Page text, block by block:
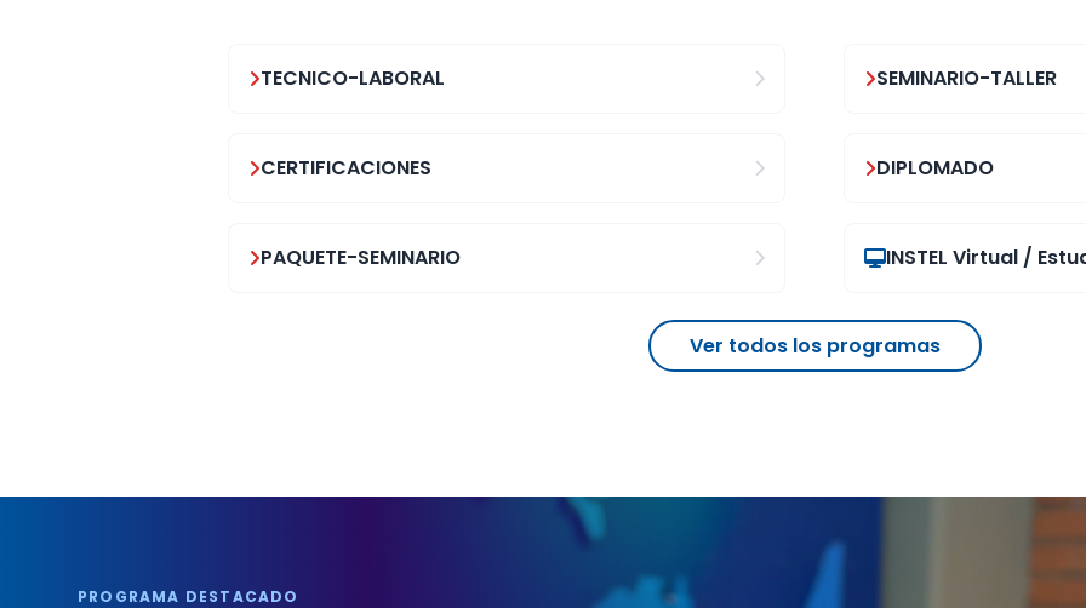
TECNICO-LABORAL SEMINARIO-TALLER
CERTIFICACIONES DIPLOMADO
PAQUETE-SEMINARIO INSTEL Virtual /
Ver todos los programas
PROGRAMA DESTACADO